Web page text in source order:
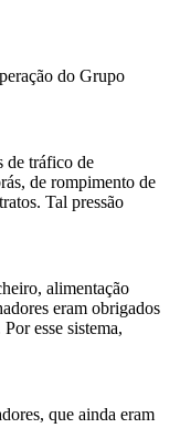
do Grupo
de tráfico de
de rompimento de
Tal pressão
alimentação
eram obrigados
esse sistema,
que ainda eram